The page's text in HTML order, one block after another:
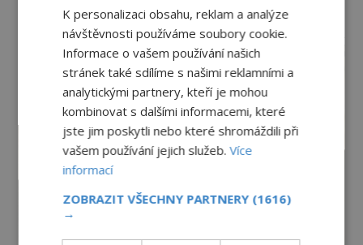
reklama
K personalizaci obsahu, reklam a analýze
návštěvnosti používáme soubory cookie.
Informace o vašem používání našich
stránek také sdílíme s našimi reklamními a
analytickými partnery, kteří je mohou
kombinovat s dalšími informacemi, které
jste jim poskytli nebo které shromáždili při
vašem používání jejich služeb.Více
informací
ZOBRAZIT VŠECHNY PARTNERY (1616)
→